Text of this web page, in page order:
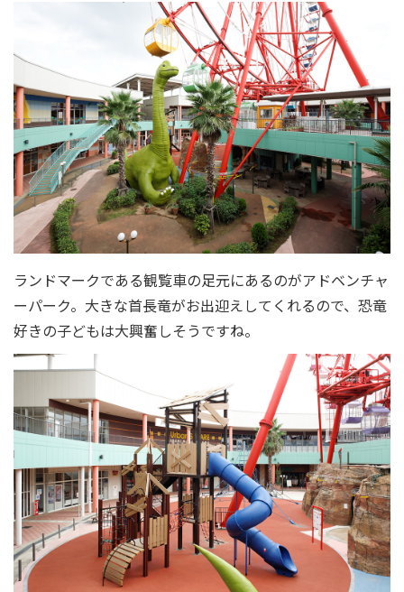
ランドマークである観覧車の足元にあるのがアドベンチャ
ーパーク。大きな首長竜がお出迎えしてくれるので、恐竜
好きの子どもは大興奮しそうですね。